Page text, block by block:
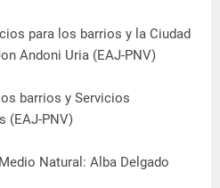
para los barrios y la Ciudad
Andoni Uria (EAJ-PNV)
barrios y Servicios
(EAJ-PNV)
Natural: Alba Delgado